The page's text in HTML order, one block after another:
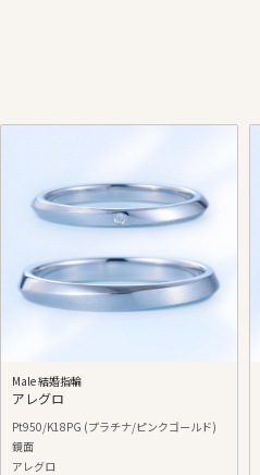
Male 結婚指輪
アレグロ
Pt950/K18PG (プラチナ/ピンクゴールド)
鏡面
アレグロ